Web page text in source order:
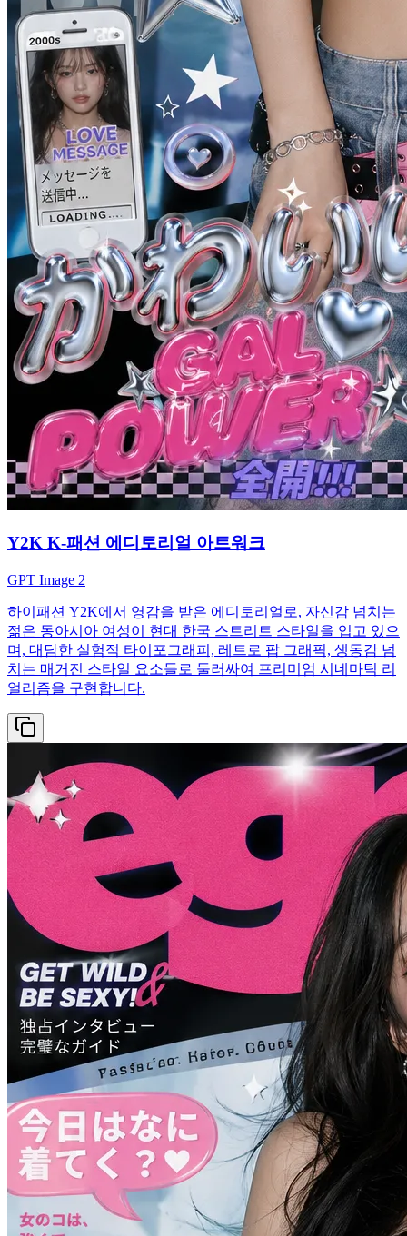
Y2K K-패션 에디토리얼 아트워크
GPT Image 2
하이패션 Y2K에서 영감을 받은 에디토리얼로, 자신감 넘치는
젊은 동아시아 여성이 현대 한국 스트리트 스타일을 입고 있으
며, 대담한 실험적 타이포그래피, 레트로 팝 그래픽, 생동감 넘
치는 매거진 스타일 요소들로 둘러싸여 프리미엄 시네마틱 리
얼리즘을 구현합니다.